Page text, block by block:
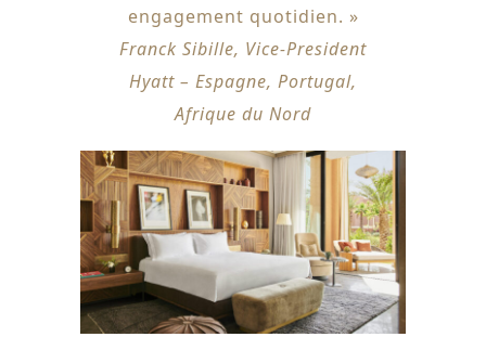
engagement quotidien. »
Franck Sibille, Vice-President
Hyatt – Espagne, Portugal,
Afrique du Nord